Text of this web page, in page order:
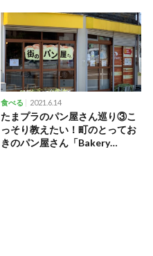
食べる 2021.6.14
たまプラのパン屋さん巡り③こ
っそり教えたい！町のとってお
きのパン屋さん「Bakery